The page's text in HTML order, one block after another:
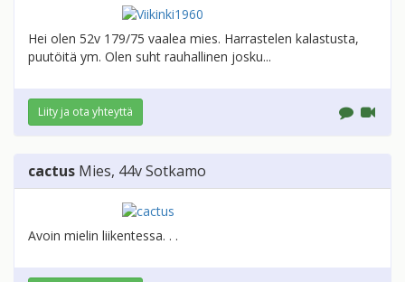
Hei olen 52v 179/75 vaalea mies. Harrastelen kalastusta,
puutöitä ym. Olen suht rauhallinen josku...
Liity ja ota yhteyttä
cactus Mies, 44vSotkamo
Avoin mielin liikentessa. . .